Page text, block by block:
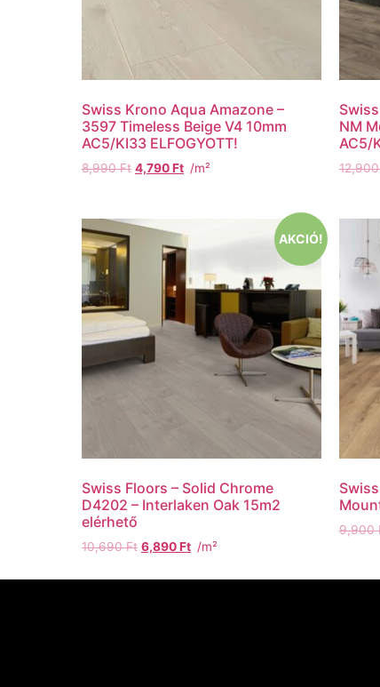
Swiss Krono Aqua Amazone –
3597 Timeless Beige V4 10mm
AC5/KI33 ELFOGYOTT!
8,990Ft 4,790Ft /m²
NM
AC5/
AKCIÓ!
Swiss Floors – Solid Chrome
D4202 – Interlaken Oak 15m2
elérhető
10,690Ft 6,890Ft /m²
9,900